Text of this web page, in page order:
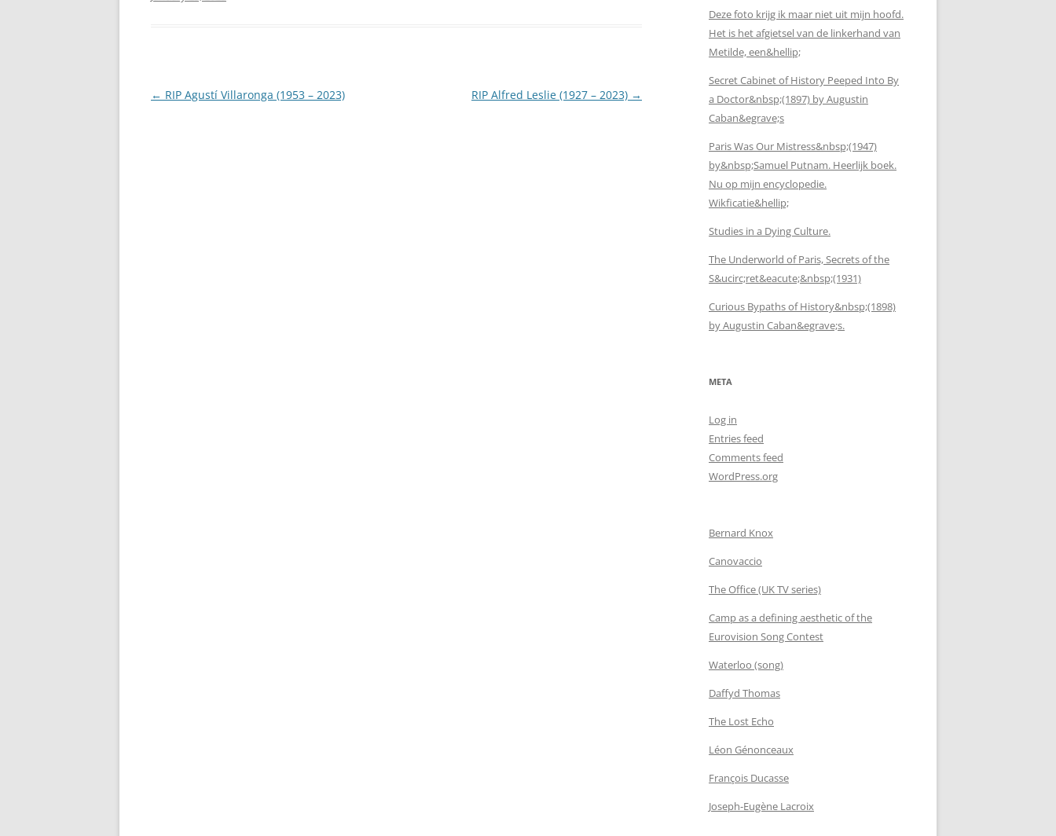
Post
← RIP Agustí Villaronga (1953 – 2023) RIP Alfred Leslie (1927 – 2023) →
Deze foto krijg ik maar niet uit mijn hoofd.
Het is het afgietsel van de linkerhand van
Metilde, een&hellip;
Secret Cabinet of History Peeped Into By
a Doctor&nbsp;(1897) by Augustin
Caban&egrave;s
Paris Was Our Mistress&nbsp;(1947)
by&nbsp;Samuel Putnam. Heerlijk boek.
Nu op mijn encyclopedie.
Wikficatie&hellip;
Studies in a Dying Culture.
The Underworld of Paris, Secrets of the
S&ucirc;ret&eacute;&nbsp;(1931)
Curious Bypaths of History&nbsp;(1898)
by Augustin Caban&egrave;s.
META
Log in
Entries feed
Comments feed
WordPress.org
Bernard Knox
Canovaccio
The Office (UK TV series)
Camp as a defining aesthetic of the
Eurovision Song Contest
Waterloo (song)
Daffyd Thomas
The Lost Echo
Léon Génonceaux
François Ducasse
Joseph-Eugène Lacroix